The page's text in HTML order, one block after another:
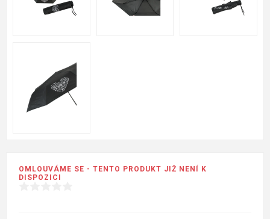
OMLOUVÁME SE - TENTO PRODUKT JIŽ NENÍ K
DISPOZICI